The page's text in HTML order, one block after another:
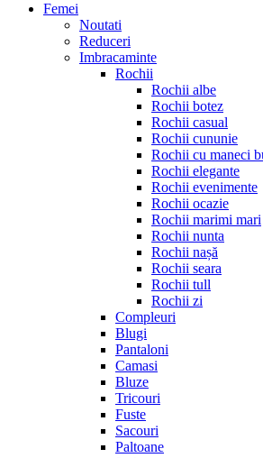
Femei
Noutati
Reduceri
Imbracaminte
Rochii
Rochii albe
Rochii botez
Rochii casual
Rochii cununie
Rochii cu maneci
Rochii elegante
Rochii evenimente
Rochii ocazie
Rochii marimi mari
Rochii nunta
Rochii nașă
Rochii seara
Rochii tull
Rochii zi
Compleuri
Blugi
Pantaloni
Camasi
Bluze
Tricouri
Fuste
Sacouri
Paltoane